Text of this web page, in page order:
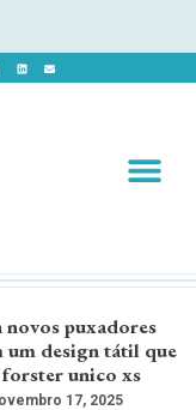
novos puxadores
um design tátil que
unico xs
17, 2025